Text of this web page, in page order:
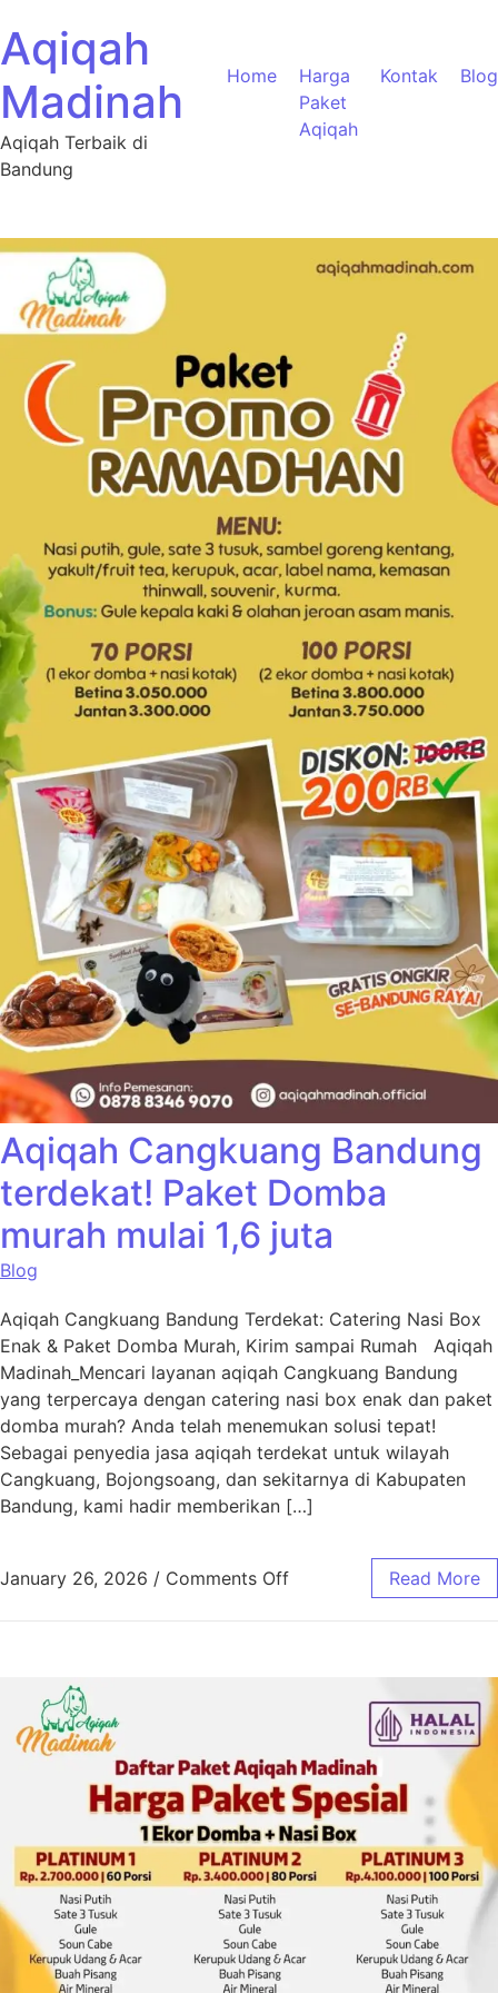
Aqiqah
Madinah
Aqiqah Terbaik di
Bandung
Home
Harga
Paket
Aqiqah
Kontak Blog
Aqiqah Cangkuang Bandung
terdekat! Paket Domba
murah mulai 1,6 juta
Blog
Aqiqah Cangkuang Bandung Terdekat: Catering Nasi Box
Enak & Paket Domba Murah, Kirim sampai Rumah Aqiqah
Madinah_Mencari layanan aqiqah Cangkuang Bandung
yang terpercaya dengan catering nasi box enak dan paket
domba murah? Anda telah menemukan solusi tepat!
Sebagai penyedia jasa aqiqah terdekat untuk wilayah
Cangkuang, Bojongsoang, dan sekitarnya di Kabupaten
Bandung, kami hadir memberikan […]
January 26, 2026 / Comments Off Read More